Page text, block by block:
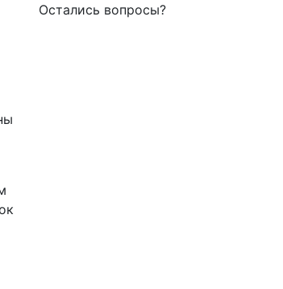
Остались вопросы?